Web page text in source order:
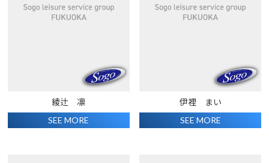
綾辻 凛
SEE MORE
伊裡 まい
SEE MORE